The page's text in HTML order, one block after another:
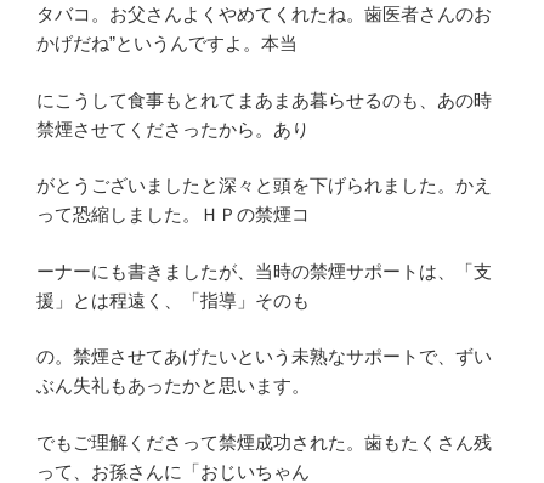
タバコ。お父さんよくやめてくれたね。歯医者さんのお
かげだね”というんですよ。本当
にこうして食事もとれてまあまあ暮らせるのも、あの時
禁煙させてくださったから。あり
がとうございましたと深々と頭を下げられました。かえ
って恐縮しました。ＨＰの禁煙コ
ーナーにも書きましたが、当時の禁煙サポートは、「支
援」とは程遠く、「指導」そのも
の。禁煙させてあげたいという未熟なサポートで、ずい
ぶん失礼もあったかと思います。
でもご理解くださって禁煙成功された。歯もたくさん残
って、お孫さんに「おじいちゃん